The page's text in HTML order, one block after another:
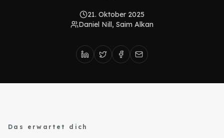
21. Oktober 2025
Daniel Nill, Saim Alkan
Das erwartet dich